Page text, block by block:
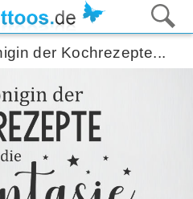
der Kochrezepte...